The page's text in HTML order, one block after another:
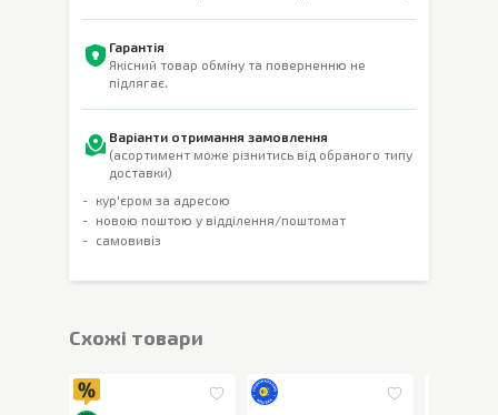
Гарантія
Якісний товар обміну та поверненню не
підлягає.
Варіанти отримання замовлення
(асортимент може різнитись від обраного типу
доставки)
кур'єром за адресою
новою поштою у відділення/поштомат
самовивіз
Cхожі товари